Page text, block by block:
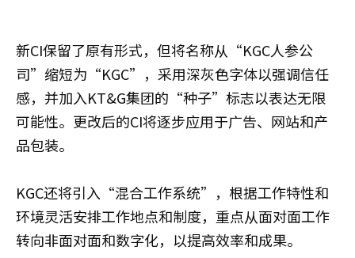
新CI保留了原有形式，但将名称从“KGC人参公
司”缩短为“KGC”，采用深灰色字体以强调信任
感，并加入KT&G集团的“种子”标志以表达无限
可能性。更改后的CI将逐步应用于广告、网站和产
品包装。
KGC还将引入“混合工作系统”，根据工作特性和
环境灵活安排工作地点和制度，重点从面对面工作
转向非面对面和数字化，以提高效率和成果。